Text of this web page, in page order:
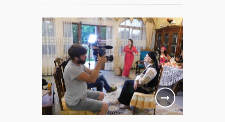
Minodora
a revenit
din
Ierusalim